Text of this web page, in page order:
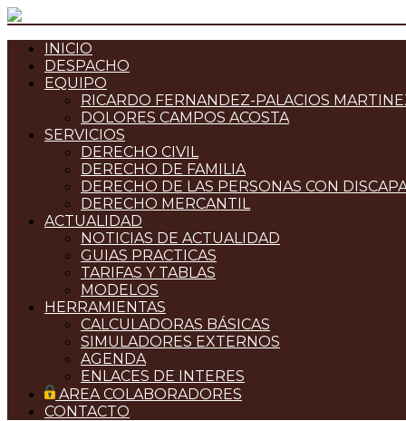
INICIO
DESPACHO
EQUIPO
RICARDO FERNANDEZ-PALACIOS
DOLORES CAMPOS ACOSTA
SERVICIOS
DERECHO CIVIL
DERECHO DE FAMILIA
DERECHO DE LAS PERSONAS CON
DERECHO MERCANTIL
ACTUALIDAD
NOTICIAS DE ACTUALIDAD
GUIAS PRACTICAS
TARIFAS Y TABLAS
MODELOS
HERRAMIENTAS
CALCULADORAS BÁSICAS
SIMULADORES EXTERNOS
AGENDA
ENLACES DE INTERES
AREA COLABORADORES
CONTACTO